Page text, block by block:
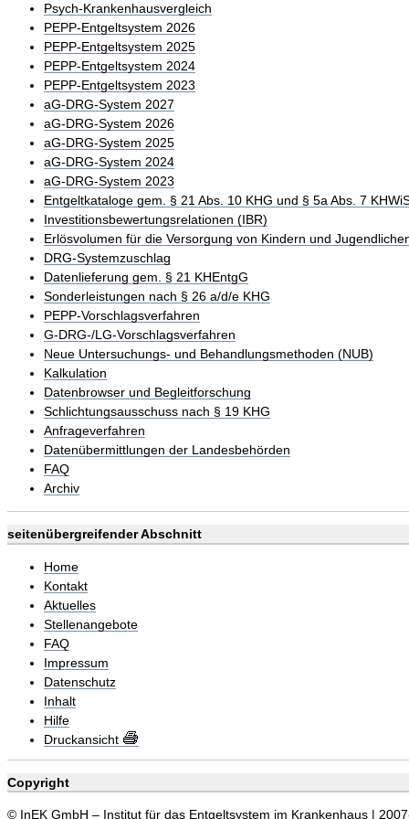
Psych-Krankenhausvergleich
PEPP-Entgeltsystem 2026
PEPP-Entgeltsystem 2025
PEPP-Entgeltsystem 2024
PEPP-Entgeltsystem 2023
aG-DRG-System 2027
aG-DRG-System 2026
aG-DRG-System 2025
aG-DRG-System 2024
aG-DRG-System 2023
Entgeltkataloge gem. § 21 Abs. 10 KHG und § 5a Abs. 7
Investitionsbewertungsrelationen (IBR)
Erlösvolumen für die Versorgung von Kindern und
DRG-Systemzuschlag
Datenlieferung gem. § 21 KHEntgG
Sonderleistungen nach § 26 a/d/e KHG
PEPP-Vorschlagsverfahren
G-DRG-/LG-Vorschlagsverfahren
Neue Untersuchungs- und Behandlungsmethoden (NUB)
Kalkulation
Datenbrowser und Begleitforschung
Schlichtungsausschuss nach § 19 KHG
Anfrageverfahren
Datenübermittlungen der Landesbehörden
FAQ
Archiv
seitenübergreifender Abschnitt
Home
Kontakt
Aktuelles
Stellenangebote
FAQ
Impressum
Datenschutz
Inhalt
Hilfe
Druckansicht
Copyright
© InEK GmbH – Institut für das Entgeltsystem im Krankenhaus |